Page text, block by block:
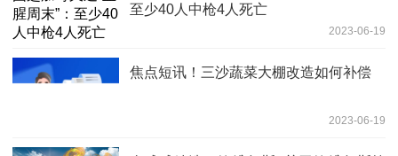
至少40人中枪4人死亡
2023-06-19
焦点短讯！三沙蔬菜大棚改造如何补偿
2023-06-19